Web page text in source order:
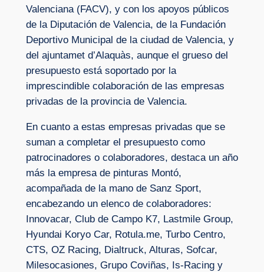
Valenciana (FACV), y con los apoyos públicos
de la Diputación de Valencia, de la Fundación
Deportivo Municipal de la ciudad de Valencia, y
del ajuntamet d’Alaquàs, aunque el grueso del
presupuesto está soportado por la
imprescindible colaboración de las empresas
privadas de la provincia de Valencia.
En cuanto a estas empresas privadas que se
suman a completar el presupuesto como
patrocinadores o colaboradores, destaca un año
más la empresa de pinturas Montó,
acompañada de la mano de Sanz Sport,
encabezando un elenco de colaboradores:
Innovacar, Club de Campo K7, Lastmile Group,
Hyundai Koryo Car, Rotula.me, Turbo Centro,
CTS, OZ Racing, Dialtruck, Alturas, Sofcar,
Milesocasiones, Grupo Coviñas, Is-Racing y